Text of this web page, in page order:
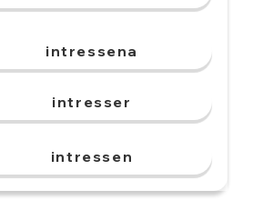
intressena
intresser
intressen